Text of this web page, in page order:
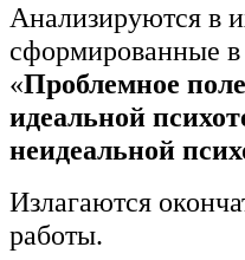
Анализируются в
сформированные
«Проблемное
идеальной
неидеальной
Излагаются
работы.